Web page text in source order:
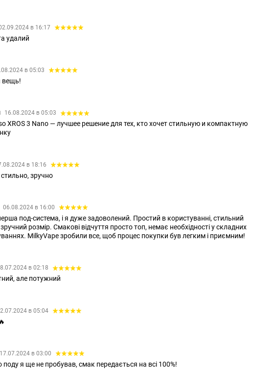
в 16:17
удалий
в 05:03
вещь!
16.08.2024 в 05:03
XROS 3 Nano — лучшее решение для тех, кто хочет стильную и компактную
в 18:16
зручно
06.08.2024 в 16:00
под-система, і я дуже задоволений. Простий в користуванні, стильний
зручний розмір. Смакові відчуття просто топ, немає необхідності у складних
MilkyVape зробили все, щоб процес покупки був легким і приємним!
в 02:18
але потужний
в 05:04
17.07.2024 в 03:00
я ще не пробував, смак передається на всі 100%!